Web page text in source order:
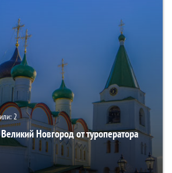
2
Новгород от туроператора